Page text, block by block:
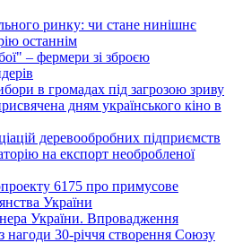
ринку: чи стане нинішнє
останнім
– фермери зі зброєю
в громадах під загрозою зриву
дням українського кіно в
деревообробних підприємств
на експорт необробленої
6175 про примусове
України
України. Впровадження
нагоди 30-річчя створення Союзу